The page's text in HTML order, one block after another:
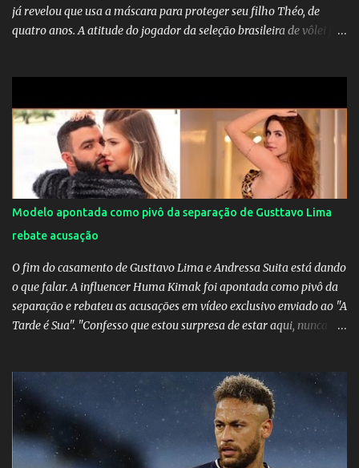
já revelou que usa a máscara para proteger seu filho Théo, de
quatro anos. A atitude do jogador da seleção brasileira de vôlei foi
Marta marcou duas vezes, Debinha, Andressa Alves e Bia
Zaneratto foram autoras dos gols. Juliette, embaixadora
‎@Globoplay mandou um xero para as meninas e falou do seu
Modelo apontada como pivô da separação de Gusttavo Lima
rebate acusação
O fim do casamento de Gusttavo Lima e Andressa Suita está dando
o que falar. A influencer Huma Kimak foi apontada como pivô da
separação e rebateu as acusações em vídeo exclusivo enviado ao "A
Tarde é Sua". "Confesso que estou surpresa de estar aqui, nunca
nenhum tipo de contato, nem de fã porque sou fã dele", disse
Huma Kimak. A influencer também contou que recebe diversos
ataques na internet desde a época em que foi contratada para
fazer a divulgação de uma live do Gusttavo Lima em Manaus,
capital do Amazonas. "Fui até o local onde seria o show, divulguei